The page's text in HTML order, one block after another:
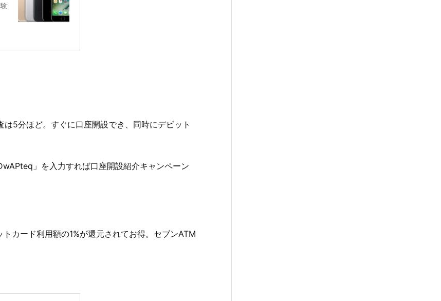
5分ほど。すぐに口座開設でき、同時にデビット
」を入力すれば口座開設紹介キャンペーン
カード利用額の1%が還元されてお得。セブンATM